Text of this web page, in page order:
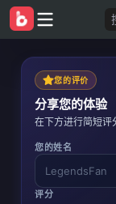
您的评价
分享您的体验
在下方进行简短评
您的姓名
评分